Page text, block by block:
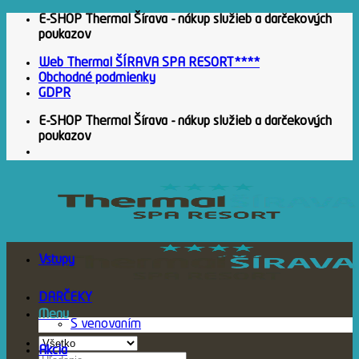
Skip
E-SHOP Thermal Šírava - nákup služieb a darčekových
poukazov
Web Thermal ŠÍRAVA SPA RESORT****
Obchodné podmienky
GDPR
E-SHOP Thermal Šírava - nákup služieb a darčekových
poukazov
Menu
Vstupy
DARČEKY
S venovaním
Akcia